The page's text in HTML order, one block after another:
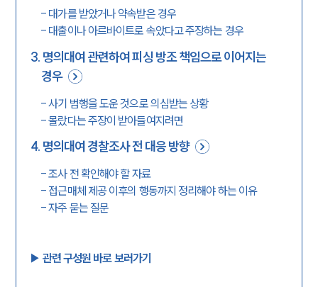
- 대가를 받았거나 약속받은 경우
- 대출이나 아르바이트로 속았다고 주장하는 경우
3. 명의대여 관련하여 피싱 방조 책임으로 이어지는
경우
-사기 범행을 도운 것으로 의심받는 상황
-몰랐다는 주장이 받아들여지려면
4. 명의대여 경찰조사 전 대응 방향
-조사 전 확인해야 할 자료
- 접근매체 제공 이후의 행동까지 정리해야 하는 이유
-자주 묻는 질문
▶︎ 관련 구성원 바로 보러가기